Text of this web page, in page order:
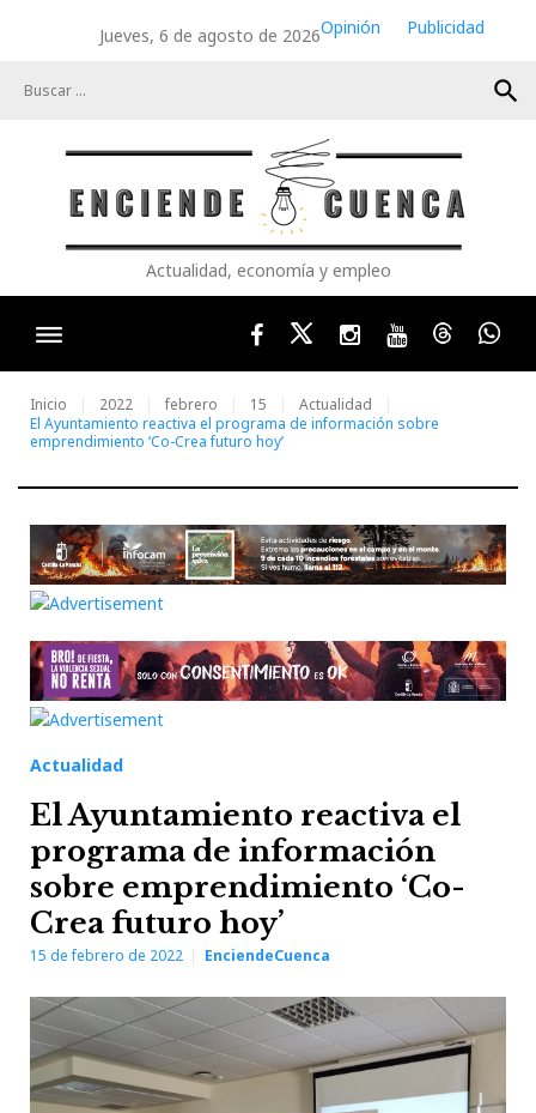
Jueves, 6 de agosto de 2026Opinión
Publicidad
search
Actualidad, economía y empleo
FacebookTwitterInstagram
YoutubeThreads
Inicio 2022 febrero 15
Actualidad
El Ayuntamiento reactiva el programa de información sobre
emprendimiento ‘Co-Crea futuro hoy’
Actualidad
El Ayuntamiento reactiva el
programa de información
sobre emprendimiento ‘Co-
Crea futuro hoy’
15 de febrero de 2022 EnciendeCuenca